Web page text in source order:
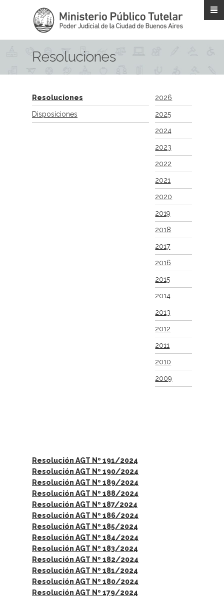
Resoluciones
Resoluciones
Disposiciones
2026
2025
2024
2023
2022
2021
2020
2019
2018
2017
2016
2015
2014
2013
2012
2011
2010
2009
Resolución AGT Nº 191/2024
Resolución AGT Nº 190/2024
Resolución AGT Nº 189/2024
Resolución AGT Nº 188/2024
Resolución AGT Nº 187/2024
Resolución AGT Nº 186/2024
Resolución AGT Nº 185/2024
Resolución AGT Nº 184/2024
Resolución AGT Nº 183/2024
Resolución AGT Nº 182/2024
Resolución AGT Nº 181/2024
Resolución AGT Nº 180/2024
Resolución AGT Nº 179/2024